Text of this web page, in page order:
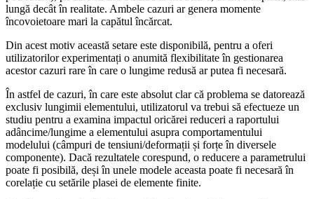
lungă decât în realitate. Ambele cazuri ar genera momente
încovoietoare mari la capătul încărcat.
Din acest motiv această setare este disponibilă, pentru a oferi
utilizatorilor experimentați o anumită flexibilitate în gestionarea
acestor cazuri rare în care o lungime redusă ar putea fi necesară.
În astfel de cazuri, în care este absolut clar că problema se datorează
exclusiv lungimii elementului, utilizatorul va trebui să efectueze un
studiu pentru a examina impactul oricărei reduceri a raportului
adâncime/lungime a elementului asupra comportamentului
modelului (câmpuri de tensiuni/deformații și forțe în diversele
componente). Dacă rezultatele corespund, o reducere a parametrului
poate fi posibilă, deși în unele modele aceasta poate fi necesară în
corelație cu setările plasei de elemente finite.